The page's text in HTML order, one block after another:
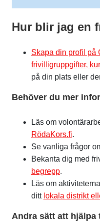
Hur blir jag en
Skapa din profil på
frivilligruppgifter,
på din plats eller
Behöver du mer
Läs om
RödaKors.fi.
Se vanliga frågor
Bekanta dig med
begrepp.
Läs om
ditt lokala distrikt
Andra sätt att hjälpa